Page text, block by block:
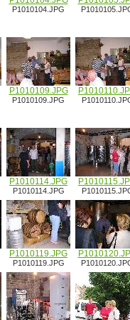
P1010104.JPG
P1010109.JPG
P1010109.JPG
P1010114.JPG
P1010114.JPG
P1010119.JPG
P1010119.JPG